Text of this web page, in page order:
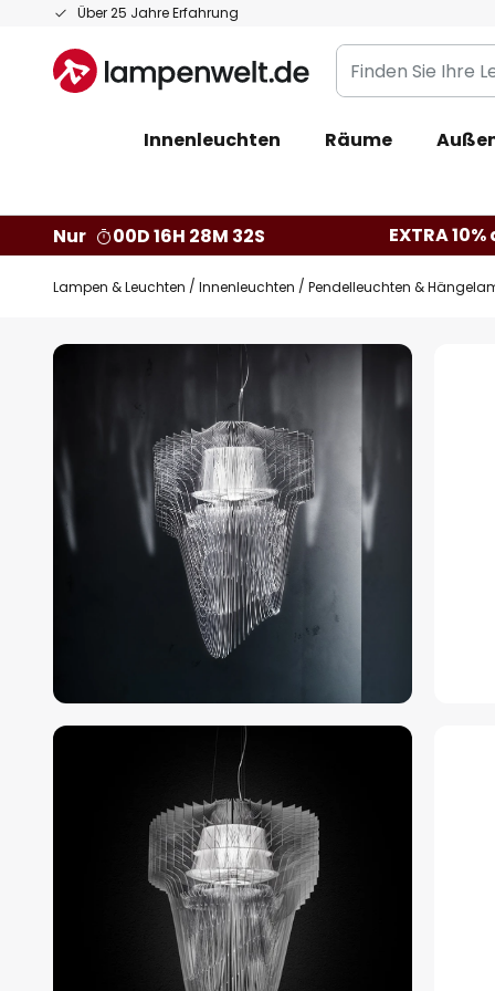
Über 25 Jahre Erfahrung
Zum
springen
Finden
Sie
Leuchte...
Innenleuchten Räume
Nur 00D 16H 28M 31S EXTRA
Lampen & Leuchten Innenleuchten Pendelleuchten &
Zum
springen